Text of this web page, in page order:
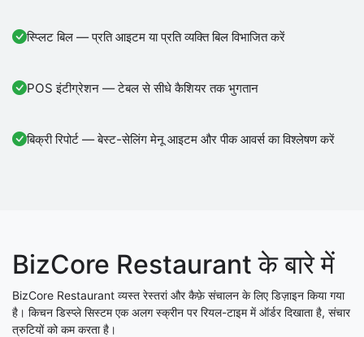
स्प्लिट बिल — प्रति आइटम या प्रति व्यक्ति बिल विभाजित करें
POS इंटीग्रेशन — टेबल से सीधे कैशियर तक भुगतान
बिक्री रिपोर्ट — बेस्ट-सेलिंग मेनू आइटम और पीक आवर्स का विश्लेषण करें
BizCore Restaurant के बारे में
BizCore Restaurant व्यस्त रेस्तरां और कैफ़े संचालन के लिए डिज़ाइन किया गया
है। किचन डिस्प्ले सिस्टम एक अलग स्क्रीन पर रियल-टाइम में ऑर्डर दिखाता है, संचार
त्रुटियों को कम करता है।